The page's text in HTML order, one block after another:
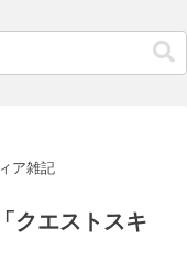
ア雑記
クエストスキ